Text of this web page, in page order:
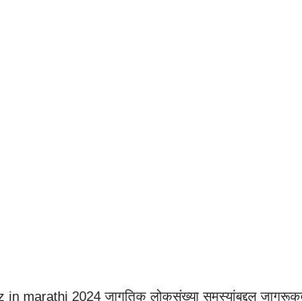
2024 जागतिक लोकसंख्या समस्यांबद्दल जागरूकता